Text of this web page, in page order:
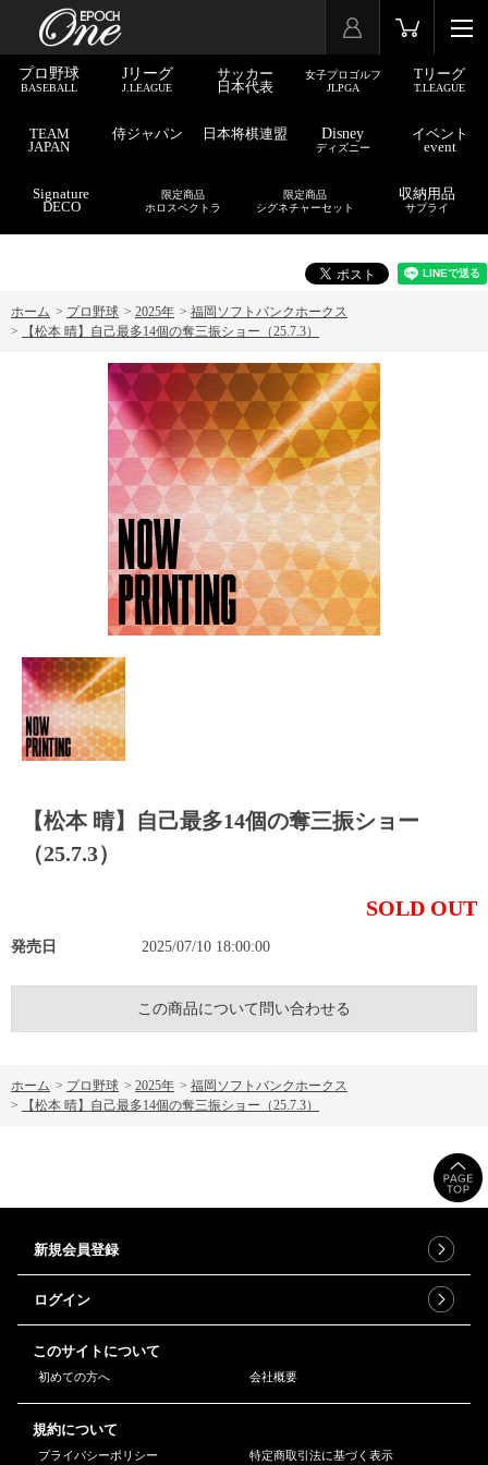
プロ野球
BASEBALL
Jリーグ
J.LEAGUE
サッカー
日本代表
女子プロゴルフ
JLPGA
Tリーグ
T.LEAGUE
TEAM
JAPAN
侍ジャパン 日本将棋連盟 Disney
ディズニー
イベント
event
Signature
DECO
限定商品
ホロスペクトラ
限定商品
シグネチャーセット
収納用品
サプライ
ホーム > プロ野球 > 2025年 > 福岡ソフトバンクホークス
>
【松本 晴】自己最多14個の奪三振ショー（25.7.3）
【松本 晴】自己最多14個の奪三振ショー
（25.7.3）
SOLD OUT
発売日 2025/07/10 18:00:00
この商品について問い合わせる
ホーム > プロ野球 > 2025年 > 福岡ソフトバンクホークス
>
【松本 晴】自己最多14個の奪三振ショー（25.7.3）
新規会員登録
ログイン
このサイトについて
初めての方へ 会社概要
規約について
プライバシーポリシー 特定商取引法に基づく表示